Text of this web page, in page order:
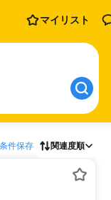
マイリスト
条件保存 関連度順